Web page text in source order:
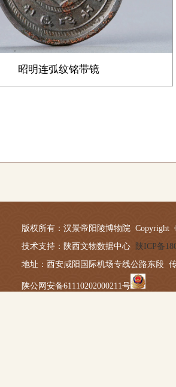
昭明连弧纹铭带镜
版权所有：汉景帝阳陵博物院 Copyright
技术支持：陕西文物数据中心 陕ICP备
地址：西安咸阳国际机场专线公路东段
陕公网安备61110202000211号